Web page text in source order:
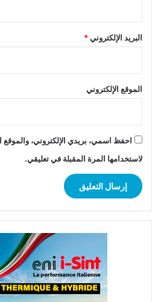
البريد الإلكتروني*
الموقع الإلكتروني
احفظ اسمي، بريدي الإلكتروني، والموقع
لاستخدامها المرة المقبلة في تعليقي.